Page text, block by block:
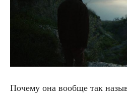
Поче­му она вооб­ще так